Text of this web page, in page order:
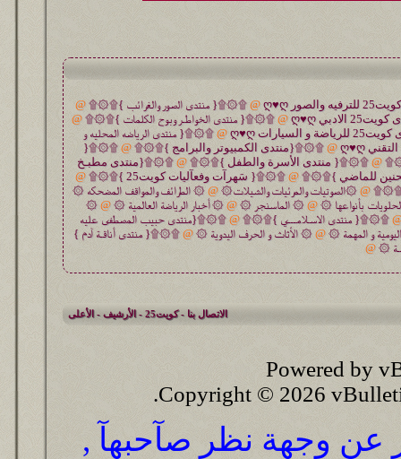
@ ۩۞۩{ منتدى الصور والغرائب }۩۞۩ @
@۩۞۩{ منتدى الخواطـر وبوح الكلمات }۩۞۩ @
@۩۞۩{ منتدى الرياضه المحليه و
@۩۞۩{منتدى الكمبيوتر والبرامج }۩۞۩ @۩۞۩{
@۩۞۩{ منتدى الأسرة والطفل }۩۞۩ @۩۞۩{منتدى مطبـخ
للماضي }۩۞۩ @ ۩۞۩{ سَهرآت وفعآليات كويت25 }۩۞۩
@
}۩۞۩ @۞الصوتيات والمرئيات والشيلات۞ @۞ الطرائف والمواقف المضحكه ۞
بأنواعها ۞ @۞ الماسنجر ۞ @۞ أخبار الرياضة العالمية ۞ @۞
۩۞۩{ منتدى الاسـلامـــي }۩۞۩ @۩۞۩{منتدى حبيب المصطفى عليه
و المهمة ۞ @۞ الأثاث و الحرف اليدوية ۞ @۩۞۩{ منتدى أناقـة آدم }
۞ @
الاتصال بنا -كويت25 -الأرشيف-الأعلى
Powered by
Copyright © 2026
عن وجهة نظر صآحبهآ ,